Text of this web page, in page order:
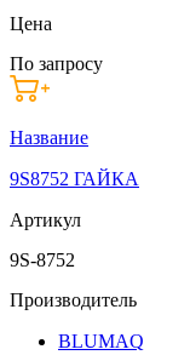
Цена
По запросу
Название
9S8752 ГАЙКА
Артикул
9S-8752
Производитель
BLUMAQ